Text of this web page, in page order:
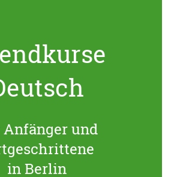
und
in Berlin